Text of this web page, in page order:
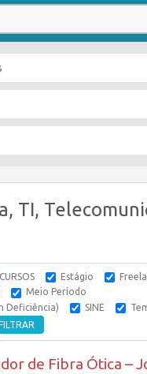
TI,
CURSOS Estágio
Meio Período
Deficiência)
SINE
de Fibra Ótica –